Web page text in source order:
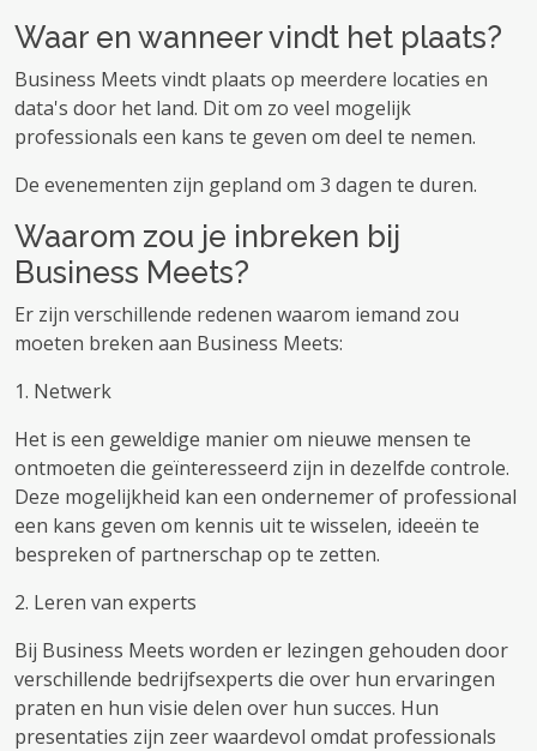
Waar en wanneer vindt het plaats?
Business Meets vindt plaats op meerdere locaties en
data's door het land. Dit om zo veel mogelijk
professionals een kans te geven om deel te nemen.
De evenementen zijn gepland om 3 dagen te duren.
Waarom zou je inbreken bij
Business Meets?
Er zijn verschillende redenen waarom iemand zou
moeten breken aan Business Meets:
1. Netwerk
Het is een geweldige manier om nieuwe mensen te
ontmoeten die geïnteresseerd zijn in dezelfde controle.
Deze mogelijkheid kan een ondernemer of professional
een kans geven om kennis uit te wisselen, ideeën te
bespreken of partnerschap op te zetten.
2. Leren van experts
Bij Business Meets worden er lezingen gehouden door
verschillende bedrijfsexperts die over hun ervaringen
praten en hun visie delen over hun succes. Hun
presentaties zijn zeer waardevol omdat professionals